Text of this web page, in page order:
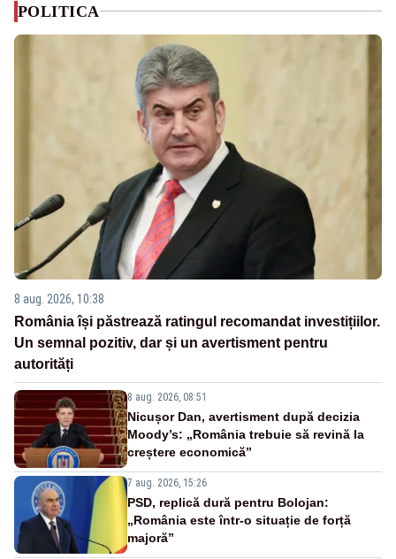
POLITICA
8 aug. 2026, 10:38
România își păstrează ratingul recomandat investițiilor.
Un semnal pozitiv, dar și un avertisment pentru
autorități
8 aug. 2026, 08:51
Nicușor Dan, avertisment după decizia
Moody’s: „România trebuie să revină la
creștere economică”
7 aug. 2026, 15:26
PSD, replică dură pentru Bolojan:
„România este într-o situație de forță
majoră”